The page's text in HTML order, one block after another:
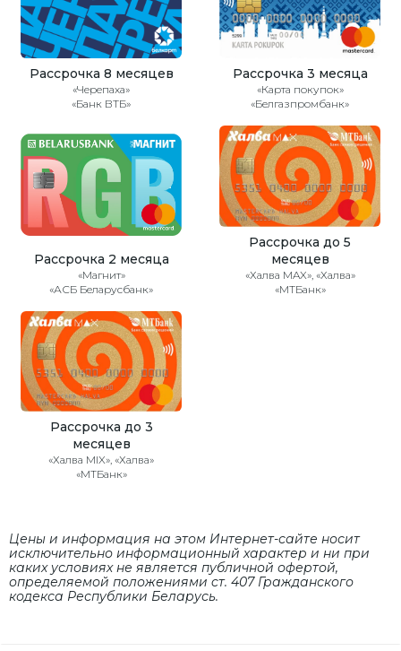
Рассрочка 8 месяцев
«Черепаха»
«Банк ВТБ»
Рассрочка 3 месяца
«Карта покупок»
«Белгазпромбанк»
Рассрочка 2 месяца
«Магнит»
«АСБ Беларусбанк»
Рассрочка до 5
месяцев
«Халва MAX», «Халва»
«МТБанк»
Рассрочка до 3
месяцев
«Халва MIX», «Халва»
«МТБанк»
Цены и информация на этом Интернет-сайте носит
исключительно информационный характер и ни при
каких условиях не является публичной офертой,
определяемой положениями cт. 407 Гражданского
кодекса Республики Беларусь.